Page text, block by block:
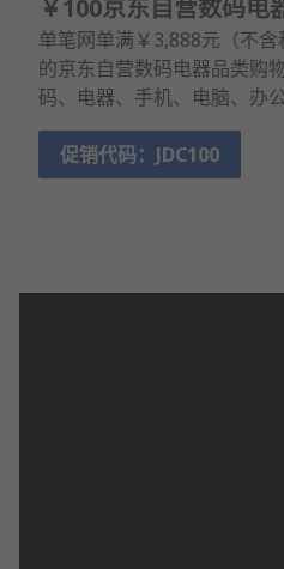
￥100京东自营数码电
单笔网单满￥3,888元（不
的京东自营数码电器品类购
码、电器、手机、电脑、办
促销代码：JDC100